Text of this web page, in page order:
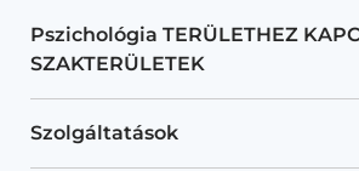
Pszichológia TERÜLETHEZ
SZAKTERÜLETEK
Szolgáltatások